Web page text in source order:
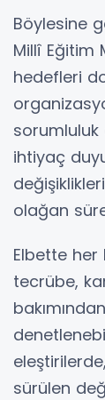
Böylesine
Millî Eğitim
hedefleri
sorumluluk
ihtiyaç
olağan
Elbette
tecrübe,
sürülen